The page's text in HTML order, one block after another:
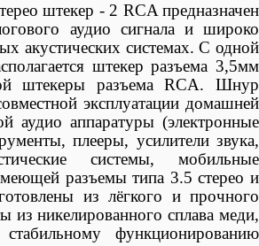
штекер - 2 RCA предназначен
аудио сигнала и широко
акустических системах. С одной
штекер разъема 3,5мм
штекеры разъема RCA. Шнур
эксплуатации домашней
аудио аппаратуры (электронные
плееры, усилители звука,
системы, мобильные
разъемы типа 3.5 стерео и
из лёгкого и прочного
из никелированного сплава меди,
стабильному функционированию